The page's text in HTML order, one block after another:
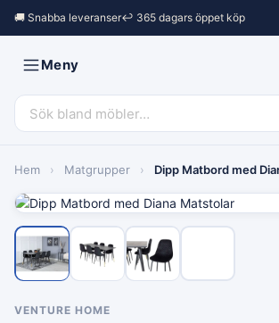
🚚 Snabba leveranser↩︎ 365 dagars öppet köp
Meny
Hem › Matgrupper › Dipp Matbord med
VENTURE HOME